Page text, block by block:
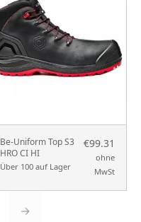
Be-Uniform Top S3
HRO CI HI
Über 100 auf Lager
€99.31
ohne
MwSt
→